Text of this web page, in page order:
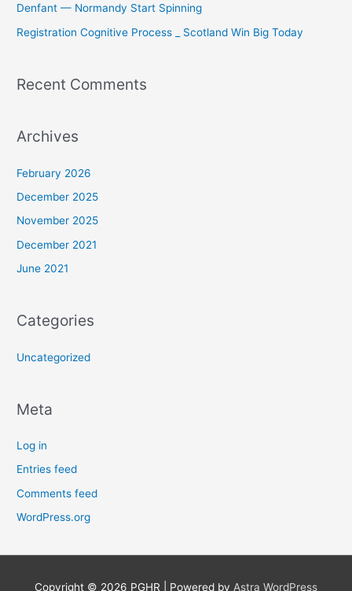
Denfant — Normandy Start Spinning
Registration Cognitive Process _ Scotland Win Big Today
Recent Comments
Archives
February 2026
December 2025
November 2025
December 2021
June 2021
Categories
Uncategorized
Meta
Log in
Entries feed
Comments feed
WordPress.org
Copyright © 2026 PGHR | Powered by Astra WordPress